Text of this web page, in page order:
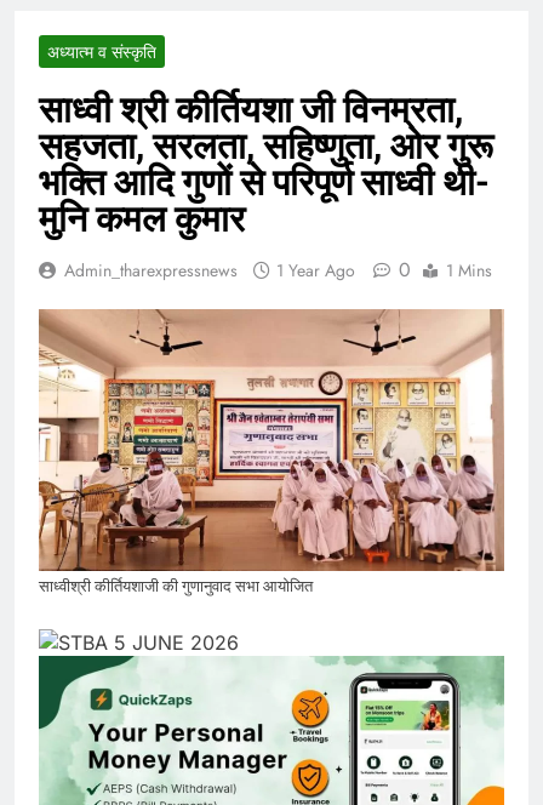
अध्यात्म व संस्कृति
साध्वी श्री कीर्तियशा जी विनम्रता,
सहजता, सरलता, सहिष्णुता, ओर गुरू
भक्ति आदि गुणों से परिपूर्ण साध्वी थी-
मुनि कमल कुमार
Admin_tharexpressnews 1 Year Ago 0 1 Mins
साध्वीश्री कीर्तियशाजी की गुणानुवाद सभा आयोजित